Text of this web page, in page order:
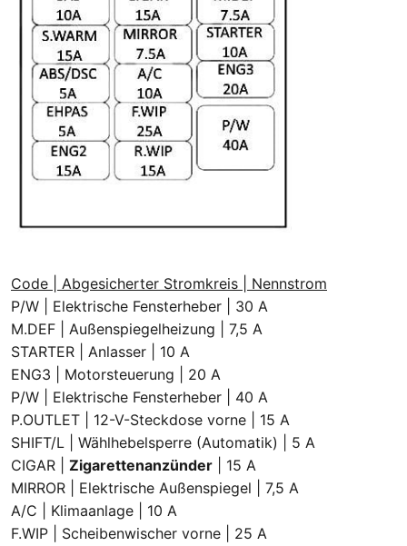
Code | Abgesicherter Stromkreis | Nennstrom
P/W | Elektrische Fensterheber | 30 A
M.DEF | Außenspiegelheizung | 7,5 A
STARTER | Anlasser | 10 A
ENG3 | Motorsteuerung | 20 A
P/W | Elektrische Fensterheber | 40 A
P.OUTLET | 12-V-Steckdose vorne | 15 A
SHIFT/L | Wählhebelsperre (Automatik) | 5 A
CIGAR | Zigarettenanzünder | 15 A
MIRROR | Elektrische Außenspiegel | 7,5 A
A/C | Klimaanlage | 10 A
F.WIP | Scheibenwischer vorne | 25 A